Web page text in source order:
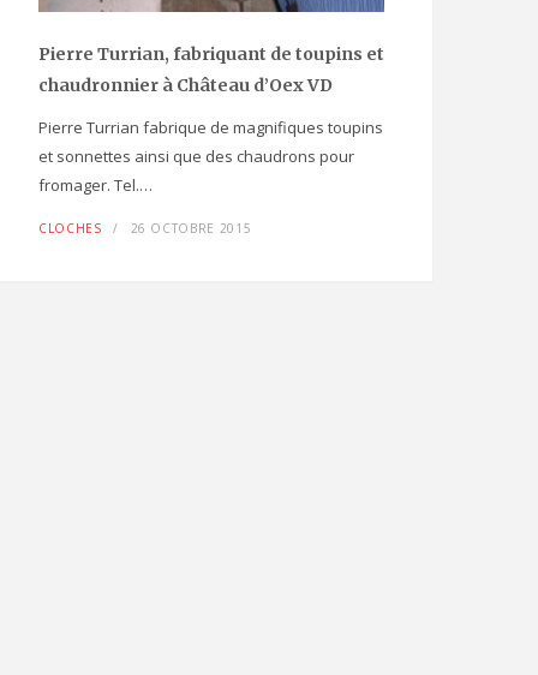
Pierre Turrian, fabriquant de toupins et
chaudronnier à Château d’Oex VD
Pierre Turrian fabrique de magnifiques toupins
et sonnettes ainsi que des chaudrons pour
fromager. Tel.…
CLOCHES 26 OCTOBRE 2015